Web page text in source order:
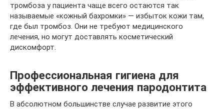
тромбоза у пациента чаще всего остаются так
называемые «кожный бахромки» — избыток кожи там,
где был тромбоз. Они не требуют медицинского
лечения, но могут доставлять косметический
дискомфорт.
Профессиональная гигиена для
эффективного лечения пародонтита
В абсолютном большинстве случае развитие этого